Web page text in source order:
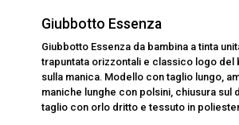
Giubbotto Essenza
Giubbotto Essenza da bambina a tinta
trapuntata orizzontali e classico logo del
sulla manica. Modello con taglio lungo,
maniche lunghe con polsini, chiusura sul
taglio con orlo dritto e tessuto in